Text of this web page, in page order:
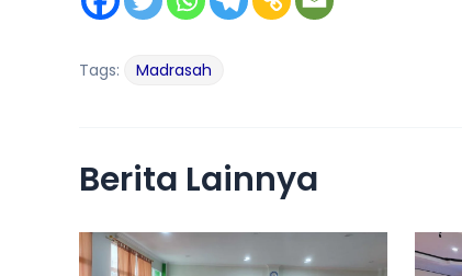
Tags: Madrasah
Berita Lainnya